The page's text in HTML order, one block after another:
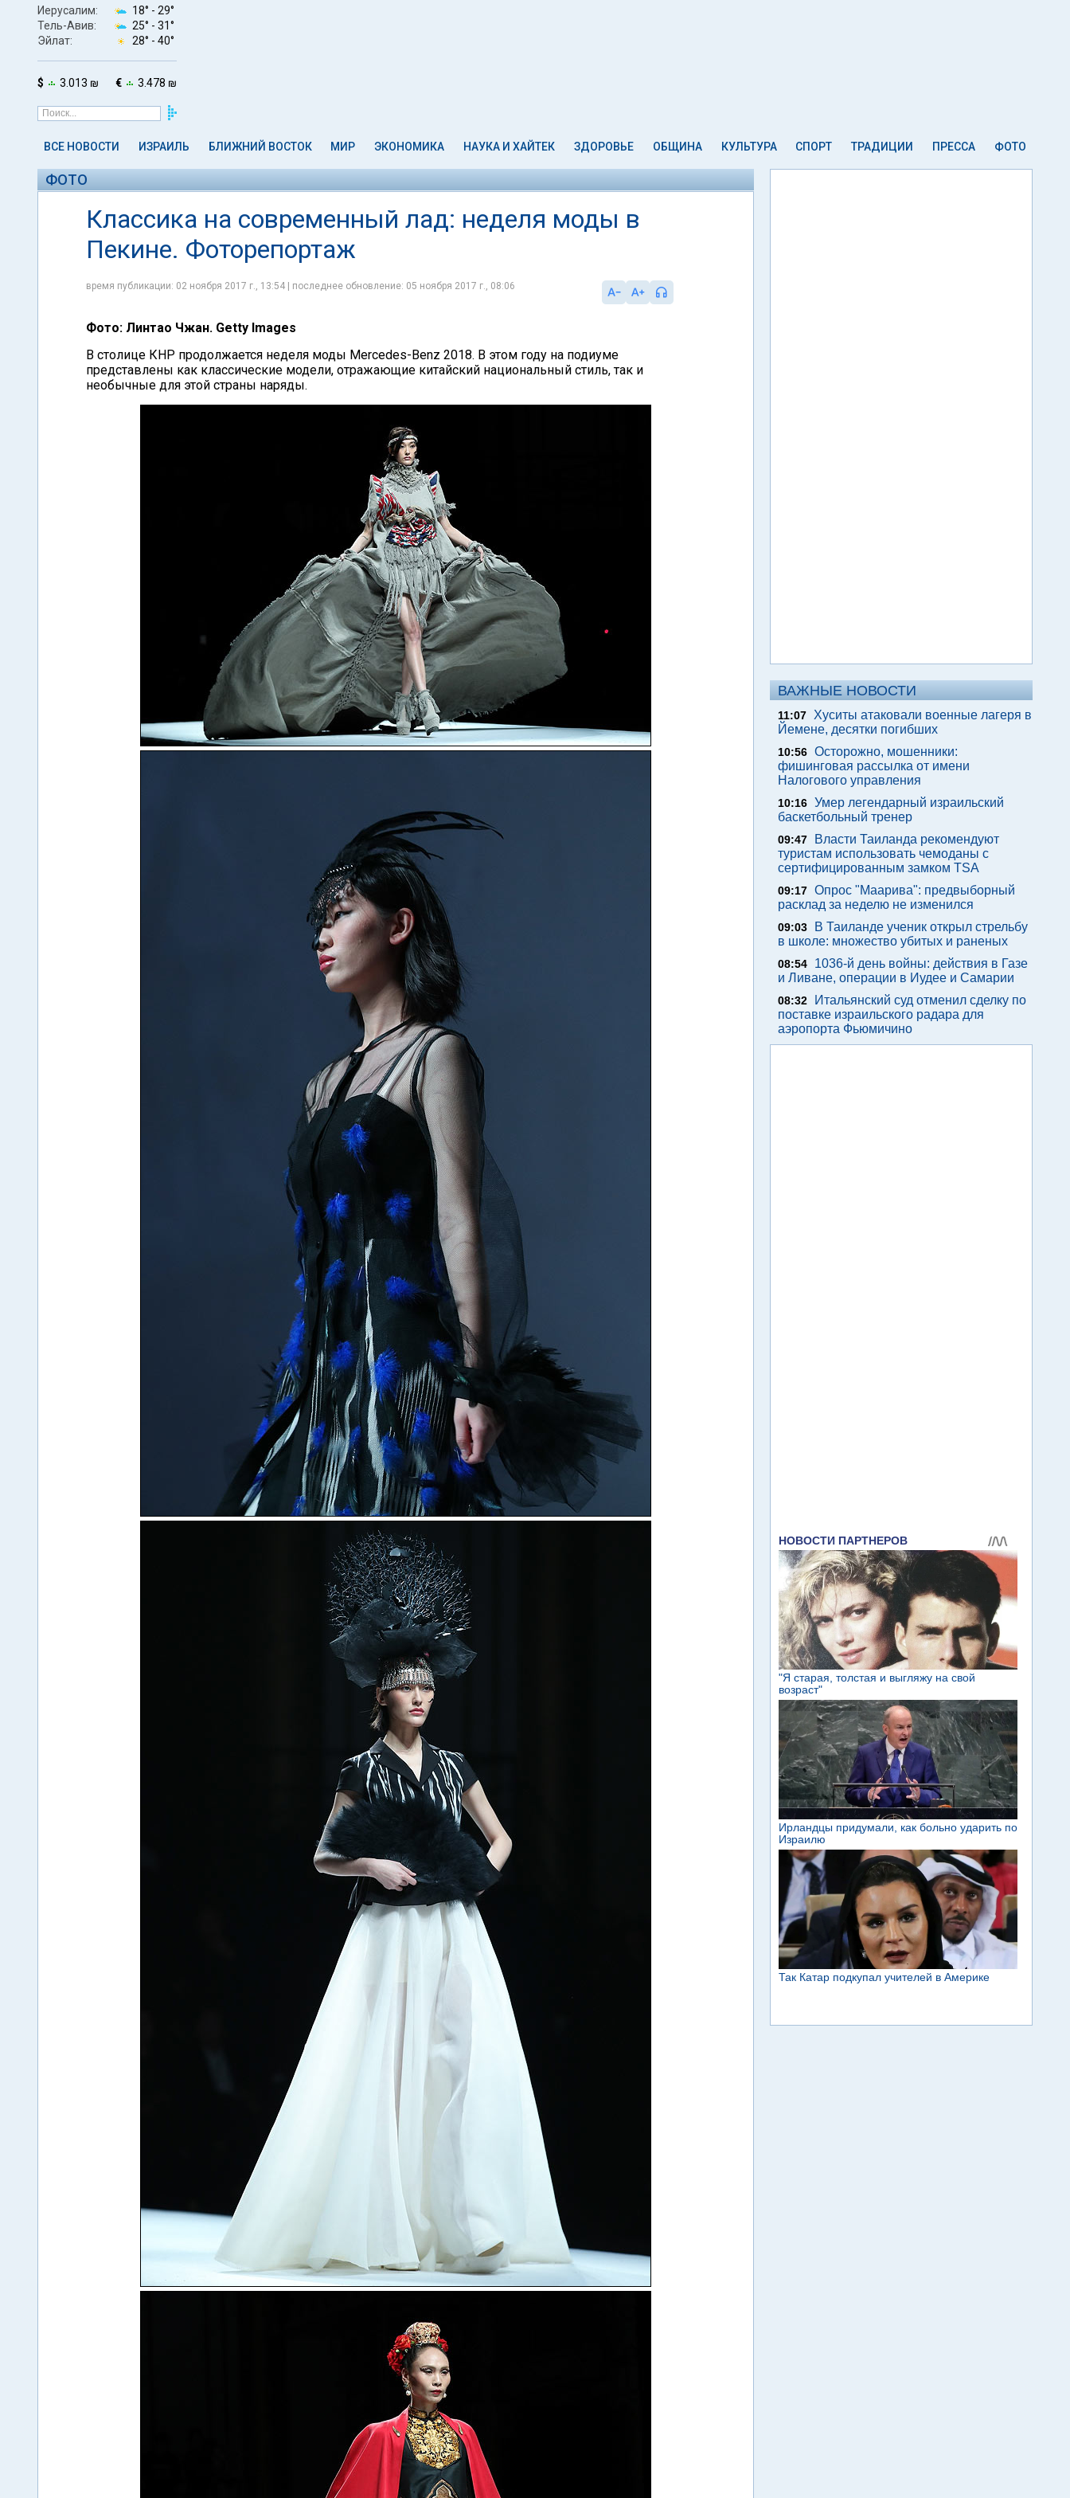
Иерусалим: 18° - 29°
Тель-Авив:
25° - 31°
Эйлат:
28° - 40°
$ 3.013 ₪ € 3.478 ₪
ВСЕ НОВОСТИ ИЗРАИЛЬ БЛИЖНИЙ ВОСТОК МИР ЭКОНОМИКА НАУКА И ХАЙТЕК ЗДОРОВЬЕ ОБЩИНА КУЛЬТУРА СПОРТ ТРАДИЦИИ ПРЕССА ФОТО
ФОТО
Классика на современный лад: неделя моды в
Пекине. Фоторепортаж
время публикации: 02 ноября 2017 г., 13:54 | последнее обновление: 05 ноября 2017 г., 08:06
Фото: Линтао Чжан. Getty Images
В столице КНР продолжается неделя моды Mercedes-Benz 2018. В этом году на подиуме
представлены как классические модели, отражающие китайский национальный стиль, так и
необычные для этой страны наряды.
ВАЖНЫЕ НОВОСТИ
11:07
Хуситы атаковали военные лагеря в
Йемене, десятки погибших
10:56 Осторожно, мошенники:
фишинговая рассылка от имени
Налогового управления
10:16 Умер легендарный израильский
баскетбольный тренер
09:47
Власти Таиланда рекомендуют
туристам использовать чемоданы с
сертифицированным замком TSA
09:17 Опрос "Mаарива": предвыборный
расклад за неделю не изменился
09:03
В Таиланде ученик открыл стрельбу
в школе: множество убитых и раненых
08:54
1036-й день войны: действия в Газе
и Ливане, операции в Иудее и Самарии
08:32
Итальянский суд отменил сделку по
поставке израильского радара для
аэропорта Фьюмичино